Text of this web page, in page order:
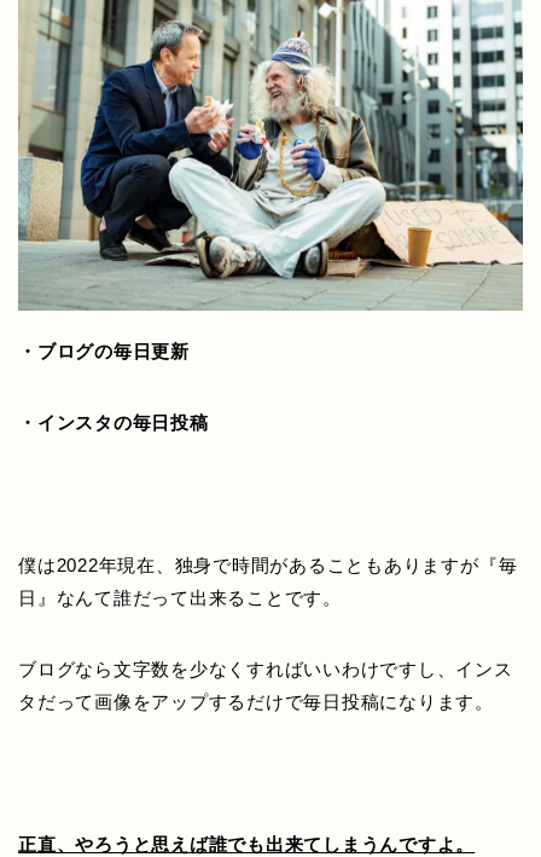
・ブログの毎日更新
・インスタの毎日投稿
僕は2022年現在、独身で時間があることもありますが『毎
日』なんて誰だって出来ることです。
ブログなら文字数を少なくすればいいわけですし、インス
タだって画像をアップするだけで毎日投稿になります。
正直、やろうと思えば誰でも出来てしまうんですよ。